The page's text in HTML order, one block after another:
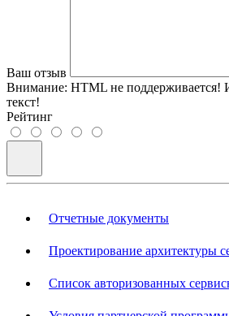
Ваш отзыв
Внимание: HTML не поддерживается!
текст!
Рейтинг
Отчетные документы
Проектирование архитектуры
Список авторизованных